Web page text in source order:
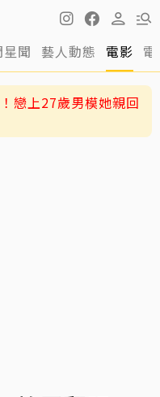
聞 藝人動態 電影
！老婆紫布爾羞曝背
戀上27歲男模她親回